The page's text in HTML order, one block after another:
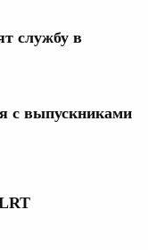
службу в
с выпускниками